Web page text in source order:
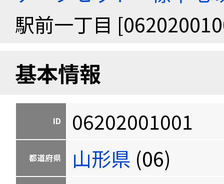
駅前一丁目
基本情報
ID 06202001001
都道府県 山形県 (06)